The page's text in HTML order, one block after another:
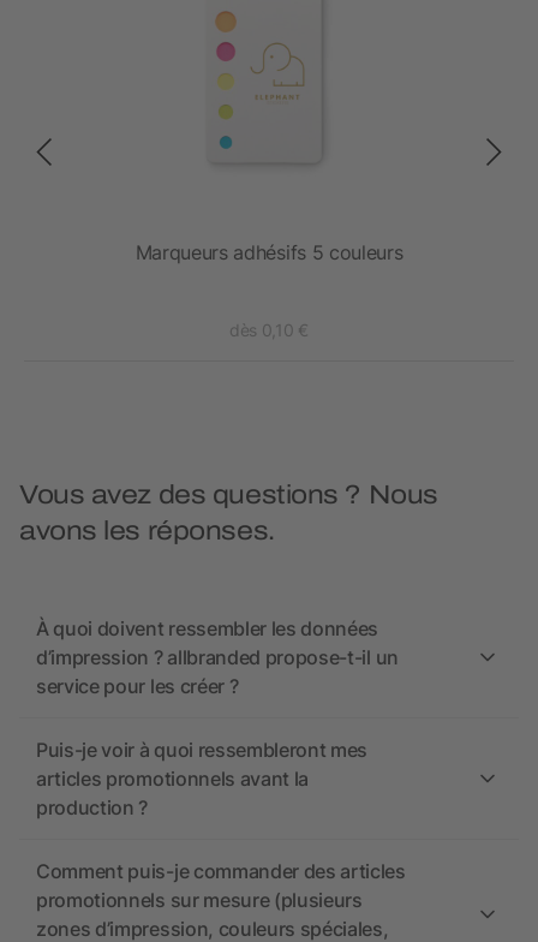
Marqueurs adhésifs 5 couleurs
dès 0,10 €
Vous avez des questions ? Nous
avons les réponses.
À quoi doivent ressembler les données
d’impression ? allbranded propose-t-il un
service pour les créer ?
Puis-je voir à quoi ressembleront mes
articles promotionnels avant la
production ?
Comment puis-je commander des articles
promotionnels sur mesure (plusieurs
zones d’impression, couleurs spéciales,